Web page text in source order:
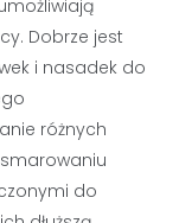
Dobrze jest
i nasadek do
różnych
do